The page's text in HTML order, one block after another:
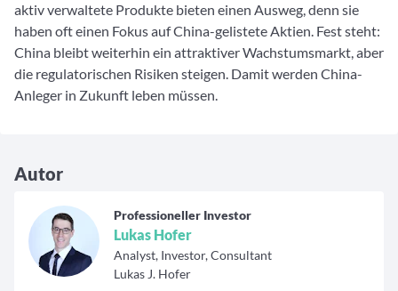
aktiv verwaltete Produkte bieten einen Ausweg, denn sie
haben oft einen Fokus auf China-gelistete Aktien. Fest steht:
China bleibt weiterhin ein attraktiver Wachstumsmarkt, aber
die regulatorischen Risiken steigen. Damit werden China-
Anleger in Zukunft leben müssen.
Autor
Professioneller Investor
Lukas Hofer
Analyst, Investor, Consultant
Lukas J. Hofer